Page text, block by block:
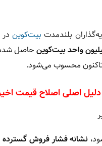
بلندمدت بیت‌کویندر
حاصل شده
اصلی اصلاح قیمت
نشانه فشار فروش گسترده